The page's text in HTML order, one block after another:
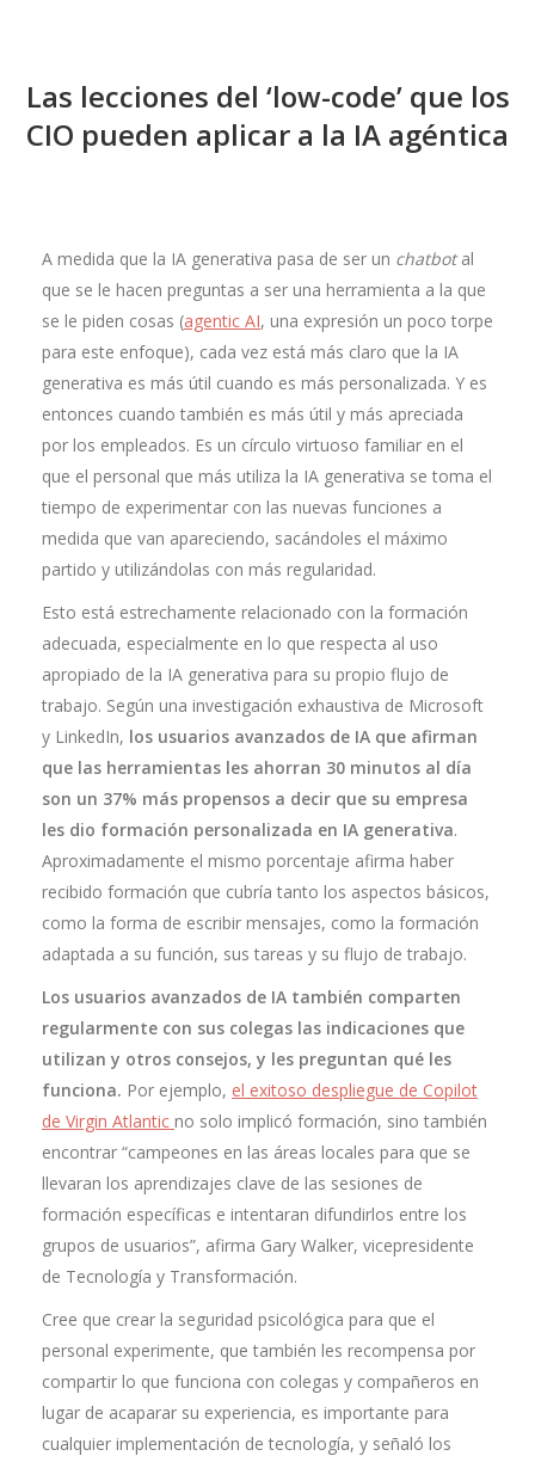
Las lecciones del ‘low-code’ que los
CIO pueden aplicar a la IA agéntica
A medida que la IA generativa pasa de ser un chatbotal
que se le hacen preguntas a ser una herramienta a la que
se le piden cosas (agentic AI, una expresión un poco torpe
para este enfoque), cada vez está más claro que la IA
generativa es más útil cuando es más personalizada. Y es
entonces cuando también es más útil y más apreciada
por los empleados. Es un círculo virtuoso familiar en el
que el personal que más utiliza la IA generativa se toma el
tiempo de experimentar con las nuevas funciones a
medida que van apareciendo, sacándoles el máximo
partido y utilizándolas con más regularidad.
Esto está estrechamente relacionado con la formación
adecuada, especialmente en lo que respecta al uso
apropiado de la IA generativa para su propio flujo de
trabajo. Según una investigación exhaustiva de Microsoft
y LinkedIn, los usuarios avanzados de IA que afirman
que las herramientas les ahorran 30 minutos al día
son un 37% más propensos a decir que su empresa
les dio formación personalizada en IA generativa.
Aproximadamente el mismo porcentaje afirma haber
recibido formación que cubría tanto los aspectos básicos,
como la forma de escribir mensajes, como la formación
adaptada a su función, sus tareas y su flujo de trabajo.
Los usuarios avanzados de IA también comparten
regularmente con sus colegas las indicaciones que
utilizan y otros consejos, y les preguntan qué les
funciona. Por ejemplo, el exitoso despliegue de Copilot
de Virgin Atlantic no solo implicó formación, sino también
encontrar “campeones en las áreas locales para que se
llevaran los aprendizajes clave de las sesiones de
formación específicas e intentaran difundirlos entre los
grupos de usuarios”, afirma Gary Walker, vicepresidente
de Tecnología y Transformación.
Cree que crear la seguridad psicológica para que el
personal experimente, que también les recompensa por
compartir lo que funciona con colegas y compañeros en
lugar de acaparar su experiencia, es importante para
cualquier implementación de tecnología, y señaló los